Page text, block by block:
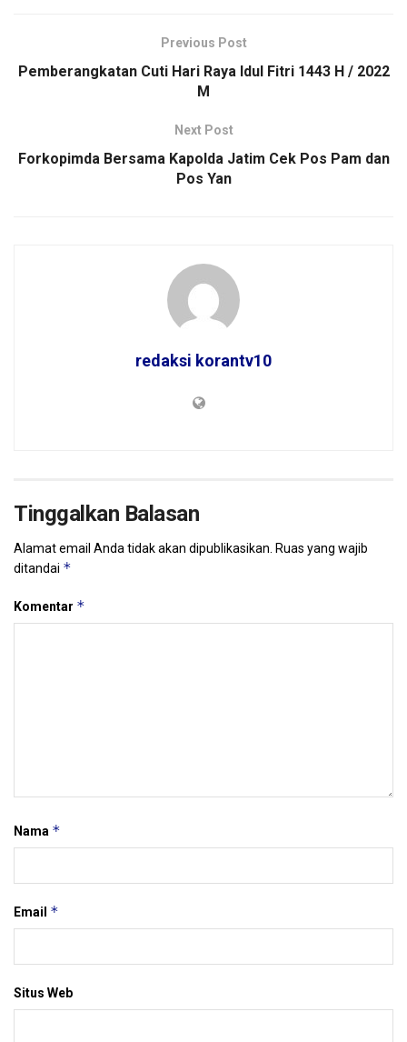
Previous Post
Pemberangkatan Cuti Hari Raya Idul Fitri 1443 H / 2022
M
Next Post
Forkopimda Bersama Kapolda Jatim Cek Pos Pam dan
Pos Yan
redaksi korantv10
Tinggalkan Balasan
Alamat email Anda tidak akan dipublikasikan. Ruas yang wajib
ditandai *
Komentar *
Nama *
Email *
Situs Web